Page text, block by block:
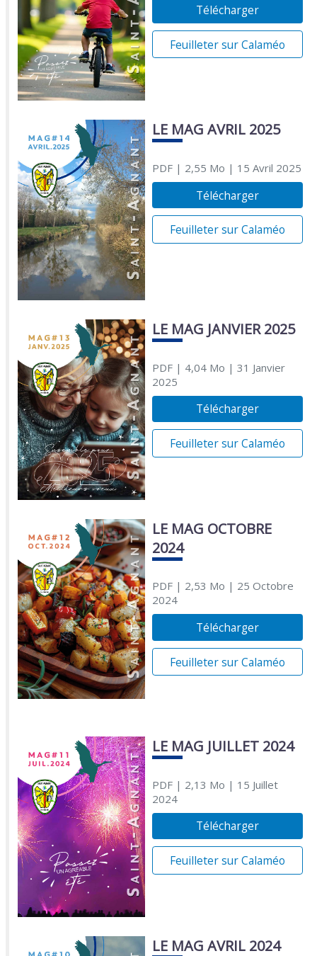
Télécharger
Feuilleter sur Calaméo
LE MAG AVRIL 2025
PDF| 2,55 Mo | 15 Avril 2025
Télécharger
Feuilleter sur Calaméo
LE MAG JANVIER 2025
PDF| 4,04 Mo | 31 Janvier
2025
Télécharger
Feuilleter sur Calaméo
LE MAG OCTOBRE
2024
PDF| 2,53 Mo | 25 Octobre
2024
Télécharger
Feuilleter sur Calaméo
LE MAG JUILLET 2024
PDF| 2,13 Mo | 15 Juillet
2024
Télécharger
Feuilleter sur Calaméo
LE MAG AVRIL 2024